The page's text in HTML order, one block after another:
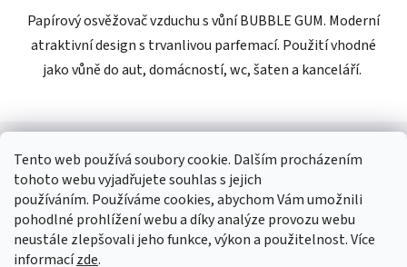
Tento web používá soubory cookie. Dalším procházením
tohoto webu vyjadřujete souhlas s jejich
používáním. Používáme cookies, abychom Vám umožnili
pohodlné prohlížení webu a díky analýze provozu webu
neustále zlepšovali jeho funkce, výkon a použitelnost. Více
informacízde.
Papírový osvěžovač vzduchu s vůní BUBBLE GUM. Moderní
atraktivní design s trvanlivou parfemací. Použití vhodné
jako vůně do aut, domácností, wc, šaten a kanceláří.
Z
Kontakt
shop@jees.cz
+420 326 903 815